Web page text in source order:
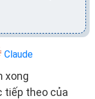
Claude
xong
tiếp theo của